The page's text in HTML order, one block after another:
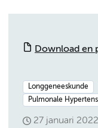
Download en
Longgeneeskunde
Pulmonale
27 januari 2022